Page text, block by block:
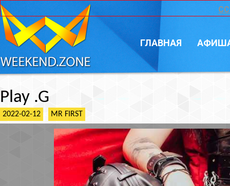
ГЛАВНАЯ
Play .G
2022-02-12 MR FIRST